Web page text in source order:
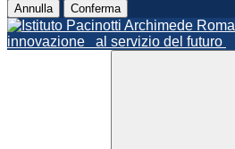
Annulla Conferma
Roma
innovazione
al servizio del futuro